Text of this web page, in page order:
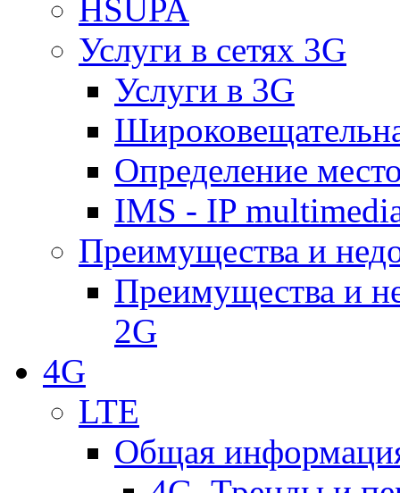
HSUPA
Услуги в сетях 3G
Услуги в 3G
Определение
IMS - IP
Преимущества и
Преимущества и
2G
4G
LTE
Общая